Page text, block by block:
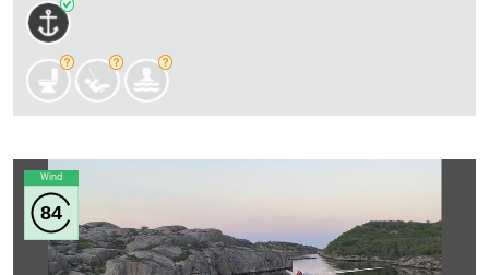
Wind
84